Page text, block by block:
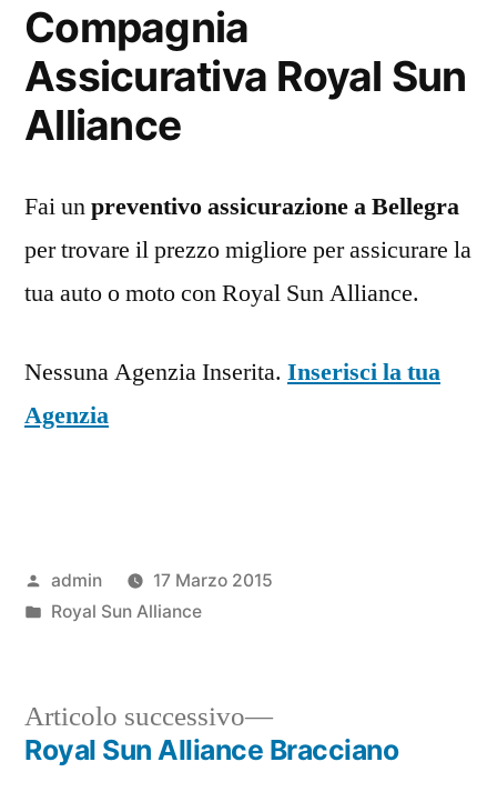
Compagnia
Assicurativa Royal Sun
Alliance
Fai unpreventivo assicurazione a Bellegra
per trovare il prezzo migliore per assicurare la
tua auto o moto con Royal Sun Alliance.
Nessuna Agenzia Inserita. Inserisci la tua
Agenzia
Pubblicato
da
admin
17 Marzo 2015
Pubblicato
Royal Sun Alliance
Navigazione
Articolo successivo
Articolo
successivo:
Royal Sun Alliance Bracciano